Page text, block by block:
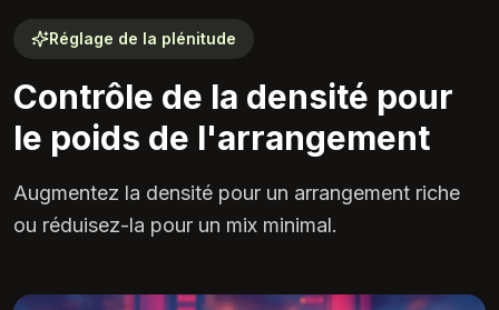
Réglage de la plénitude
Contrôle de la densité pour
le poids de l'arrangement
Augmentez la densité pour un arrangement riche
ou réduisez-la pour un mix minimal.